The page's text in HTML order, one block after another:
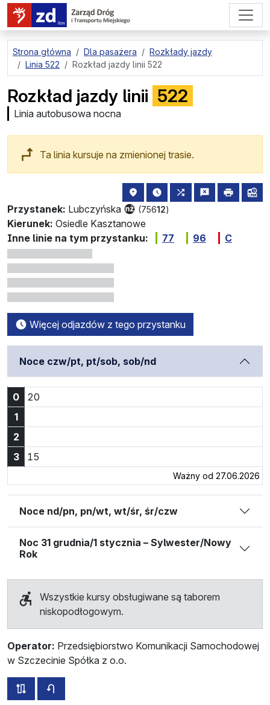
przejdź do treści strony
Strona główna Dla pasażera
Rozkłady jazdy
Linia 522
Rozkład jazdy linii 522
Rozkład jazdy linii 522
Linia autobusowa nocna
Ta linia kursuje na zmienionej trasie.
Przystanek: Lubczyńska (75612)
lokalizacja przystanku na mapie
najbliższe odjazdy z tego
wszystkie linie
zgłośdrukuj
Kierunek: Osiedle Kasztanowe
Inne linie na tym przystanku:
77 96 C
Więcej odjazdów z tego przystanku
Noce czw/pt, pt/sob, sob/nd
0 20
1
2
3
15
Ważny od 27.06.2026
Noce nd/pn, pn/wt, wt/śr, śr/czw
Noc 31 grudnia/1 stycznia – Sylwester/Nowy
Rok
Wszystkie kursy obsługiwane są taborem
niskopodłogowym.
Operator: Przedsiębiorstwo Komunikacji Samochodowej
w Szczecinie Spółka z o.o.
wszystkie trasy tej linii